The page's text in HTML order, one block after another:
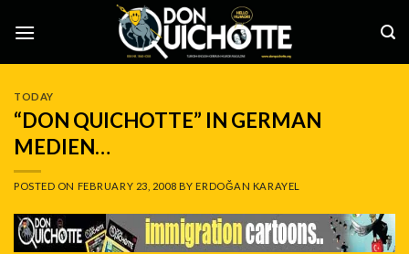
TODAY
“DON QUICHOTTE” IN GERMAN
MEDIEN…
POSTED ON FEBRUARY 23, 2008 BYERDOĞAN KARAYEL